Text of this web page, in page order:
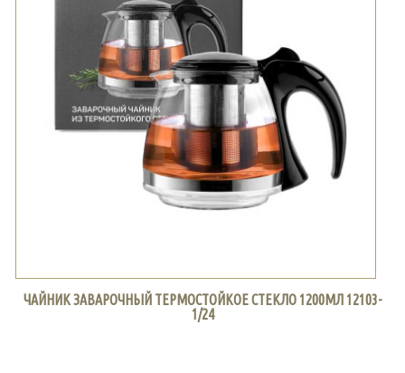
ЧАЙНИК ЗАВАРОЧНЫЙ ТЕРМОСТОЙКОЕ СТЕКЛО 1200МЛ 12103-
1/24